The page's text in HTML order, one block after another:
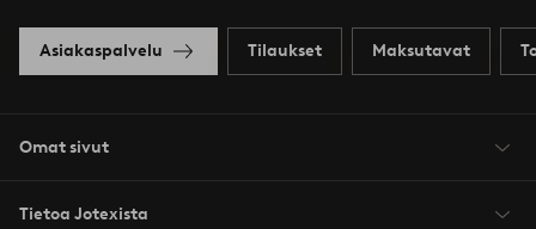
Asiakaspalvelu Tilaukset Maksutavat
Omat sivut
Tietoa Jotexista